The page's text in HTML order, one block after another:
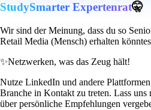
StudySmarter Expertenrat🤫
Wir sind der Meinung, dass du so
Retail Media (Mensch) erhalten
✨Netzwerken, was das Zeug hält!
Nutze LinkedIn und andere
Branche in Kontakt zu treten. Lass uns
über persönliche Empfehlungen